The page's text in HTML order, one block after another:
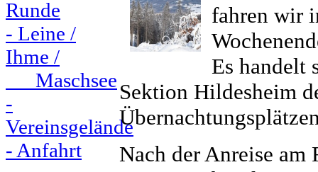
Runde
- Leine /
Ihme /
Maschsee
-
Vereinsgelände
- Anfahrt
fahren wir
Es handelt
Sektion Hildesheim
Nach der Anreise am